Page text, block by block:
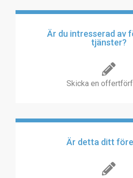
Är du intresserad av
tjänster?
Skicka en
Är detta ditt